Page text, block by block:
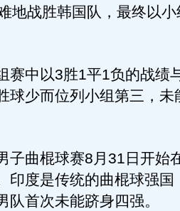
地战胜韩国队，最终以
中以3胜1平1负的战绩
球少而位列小组第三，未
曲棍球赛8月31日开始
印度是传统的曲棍球强国
队首次未能跻身四强。